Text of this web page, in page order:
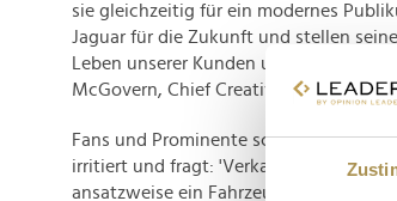
sie gleichzeitig für ein modernes
Jaguar für die Zukunft und stellen
Leben unserer Kunden und der Jaguar
McGovern, Chief Creative Officer von
Fans und Prominente scheinen das
irritiert und fragt: 'Verkauft ihr Autos?'
ansatzweise ein Fahrzeug zu sehen.